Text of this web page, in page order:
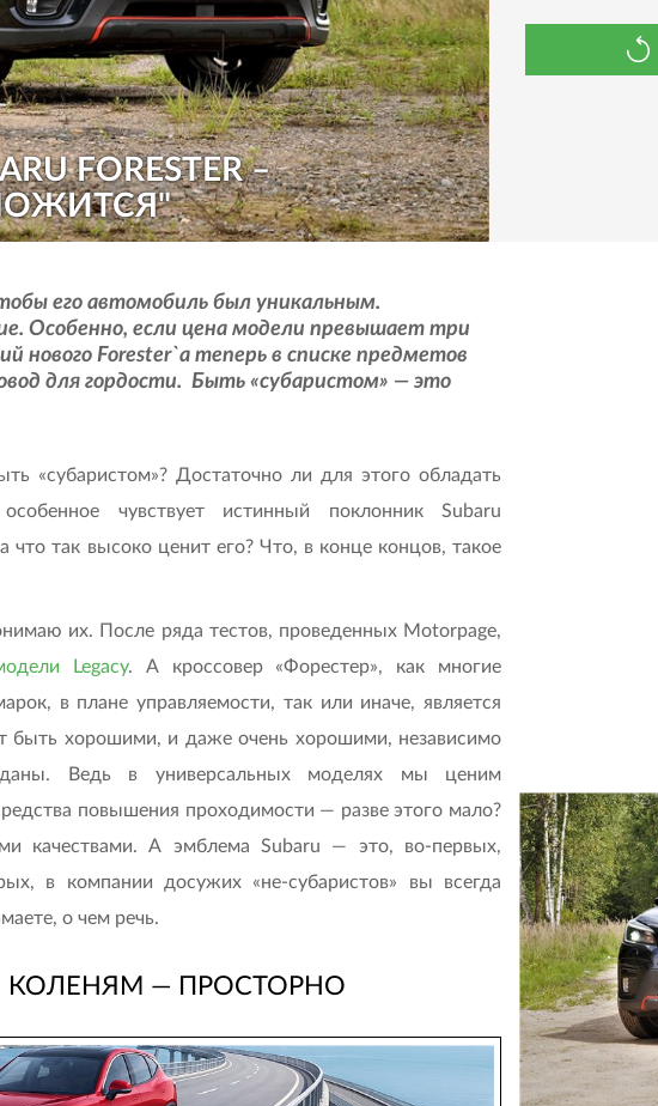
FORESTER –
его автомобиль был уникальным.
Особенно, если цена модели превышает три
нового Forester`а теперь в списке предметов
для гордости. Быть «субаристом» — это
«субаристом»? Достаточно ли для этого обладать
чувствует истинный поклонник Subaru
что так высоко ценит его? Что, в конце концов, такое
их. После ряда тестов, проведенных Motorpage,
Legacy. А кроссовер «Форестер», как многие
в плане управляемости, так или иначе, является
быть хорошими, и даже очень хорошими, независимо
Ведь в универсальных моделях мы ценим
повышения проходимости — разве этого мало?
качествами. А эмблема Subaru — это, во-первых,
в компании досужих «не-субаристов» вы всегда
о чем речь.
— ПРОСТОРНО